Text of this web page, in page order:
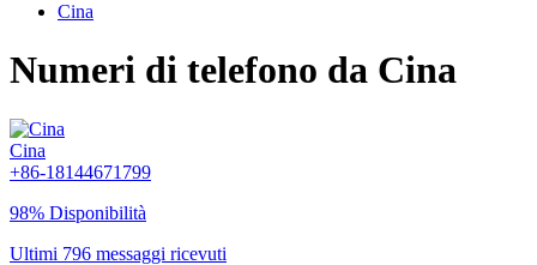
Cina
Numeri di telefono da Cina
Cina
+86-18144671799
98% Disponibilità
Ultimi 796 messaggi ricevuti